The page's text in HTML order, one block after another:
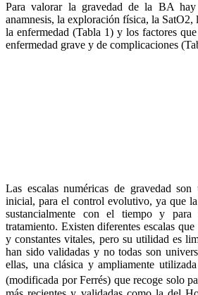
Para valorar la gravedad de la BA
anamnesis, la exploración física, la SatO2,
la enfermedad (Tabla 1) y los factores
enfermedad grave y de complicaciones
Las escalas numéricas de gravedad
inicial, para el control evolutivo, ya que
sustancialmente con el tiempo y para
tratamiento. Existen diferentes escalas
y constantes vitales, pero su utilidad es
han sido validadas y no todas son
ellas, una clásica y ampliamente
(modificada por Ferrés) que recoge solo